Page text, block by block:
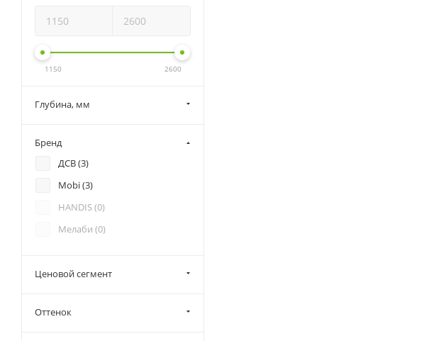
1150 2600
Глубина, мм
Бренд
ДСВ (3)
Mobi (3)
HANDIS (0)
Мелаби (0)
Ценовой сегмент
Оттенок